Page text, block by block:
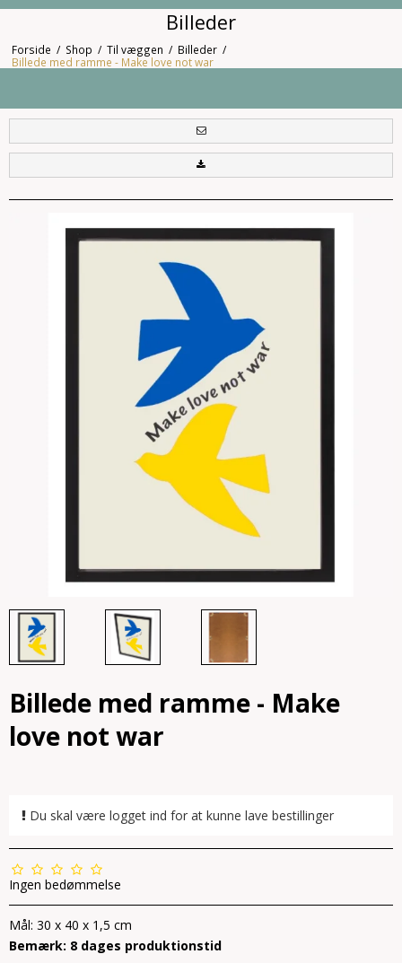
Billeder
Forside / Shop / Til væggen / Billeder /
Billede med ramme - Make love not war
Billede med ramme - Make
love not war
Du skal være logget ind for at kunne lave bestillinger
Ingen bedømmelse
Mål: 30 x 40 x 1,5 cm
Bemærk: 8 dages produktionstid